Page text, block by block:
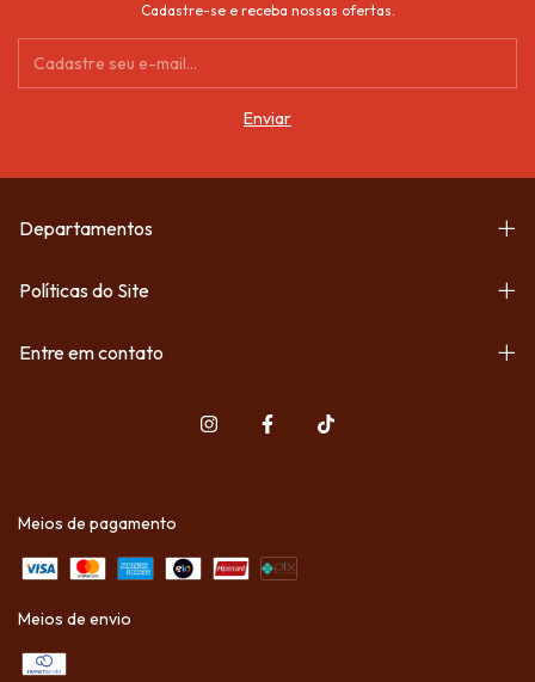
Cadastre-se e receba nossas ofertas.
Departamentos
Políticas do Site
Entre em contato
Meios de pagamento
Meios de envio